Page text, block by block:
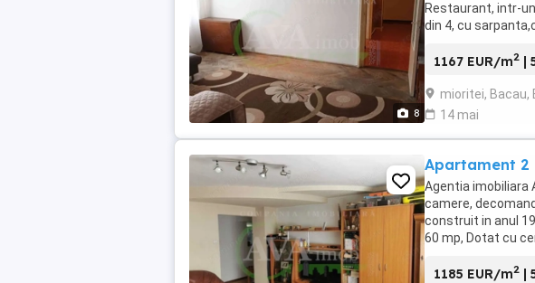
8
Restaurant, intr-
din 4, cu
1167 EUR/m2 |
mioritei, Bacau,
14 mai
Apartament 2
Agentia imobiliara
camere,
construit in anul
60 mp, Dotat cu
1185 EUR/m2 |